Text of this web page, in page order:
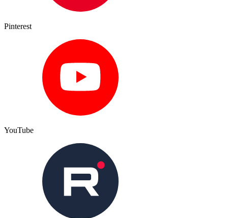
Pinterest
YouTube